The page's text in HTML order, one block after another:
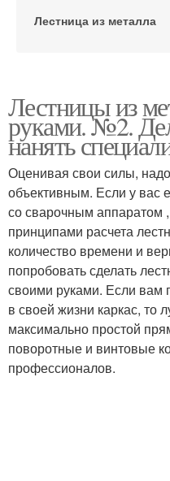
Лестница из металла
лестница
Лестница из
профильной трубы
Лестницы с площадкой
Лестницы из
руками. №2.
нанять
Оценивая свои силы,
объективным. Если у вас
со сварочным аппаратом
принципами расчета
количество времени и
попробовать сделать
своими руками. Если вам
в своей жизни каркас, то
максимально простой
поворотные и винтовые
профессионалов.